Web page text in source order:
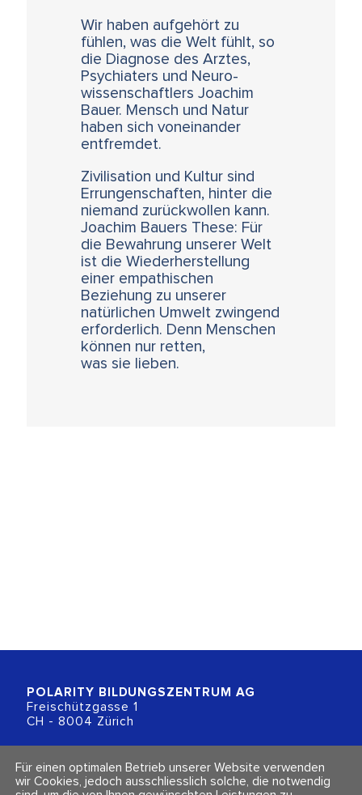
Wir haben aufgehört zu
fühlen, was die Welt fühlt, so
die Diagnose des Arztes,
Psychiaters und Neuro-
wissenschaftlers Joachim
Bauer. Mensch und Natur
haben sich voneinander
entfremdet.
Zivilisation und Kultur sind
Errungenschaften, hinter die
niemand zurückwollen kann.
Joachim Bauers These: Für
die Bewahrung unserer Welt
ist die Wiederherstellung
einer empathischen
Beziehung zu unserer
natürlichen Umwelt zwingend
erforderlich. Denn Menschen
können nur retten,
was sie lieben.
POLARITY BILDUNGSZENTRUM AG
Freischützgasse 1
CH - 8004 Zürich
+41 (0)44 218 80 80
info@polarity.ch
Für einen optimalen Betrieb unserer Website verwenden
wir Cookies, jedoch ausschliesslich solche, die notwendig